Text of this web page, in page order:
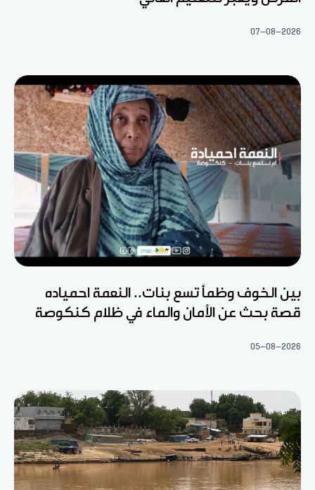
07-08-2026
بين الخوف وظمأ تسع بنات.. النعمة احمياده
قصة بحث عن الأمان والماء في ظلام كنكوصة
05-08-2026